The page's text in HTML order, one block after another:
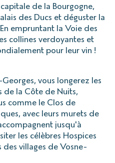
de la Bourgogne,
des Ducs et déguster la
empruntant la Voie des
collines verdoyantes et
pour leur vin !
vous longerez les
de la Côte de Nuits,
comme le Clos de
avec leurs murets de
jusqu'à
les célèbres Hospices
des villages de Vosne-